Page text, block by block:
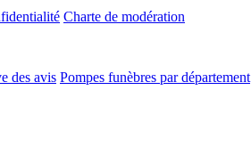
Charte de modération
des avis Pompes funèbres par département